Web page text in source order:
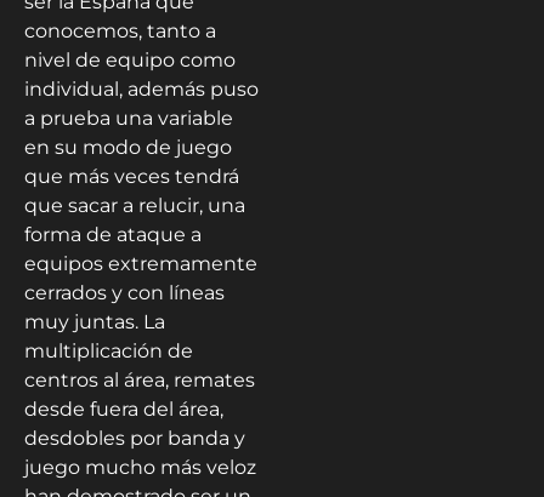
conocemos, tanto a
nivel de equipo como
individual, además puso
a prueba una variable
en su modo de juego
que más veces tendrá
que sacar a relucir, una
forma de ataque a
equipos extremamente
cerrados y con líneas
muy juntas. La
multiplicación de
centros al área, remates
desde fuera del área,
desdobles por banda y
juego mucho más veloz